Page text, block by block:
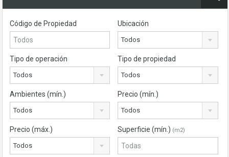
Código de Propiedad Ubicación
Todos
Tipo de operación
Todos
Tipo de propiedad
Todos
Ambientes (mín.)
Todos
Precio (mín.)
Todos
Precio (máx.)
Todos
Superficie (mín.) (m2)